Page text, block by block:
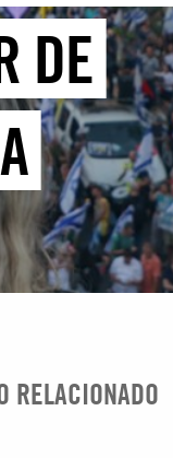
DE
RELACIONADO